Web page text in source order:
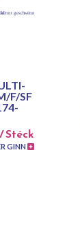
F/SF
Stéck
GINN